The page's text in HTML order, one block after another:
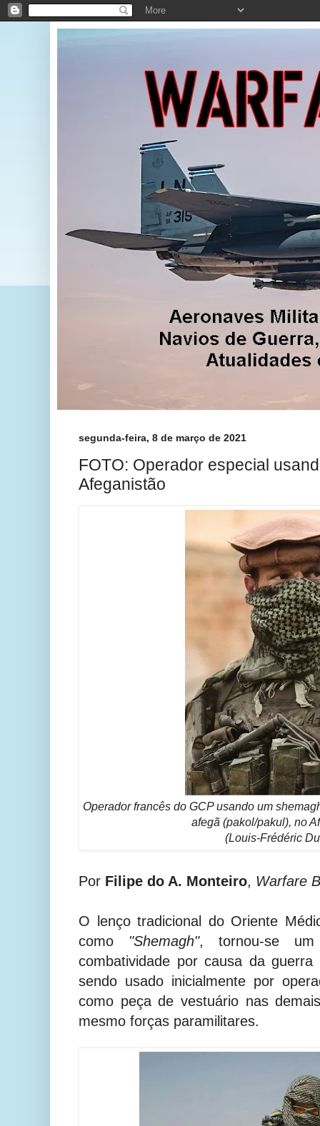
segunda-feira, 8 de março de 2021
FOTO: Operador especial
Afeganistão
Operador francês do GCP usando um
afegã (pakol/pakul), no
(Louis-Frédéric
Por Filipe do A. Monteiro, Warfare
O lenço tradicional do Oriente
como "Shemagh", tornou-se
combatividade por causa da
sendo usado inicialmente por
como peça de vestuário nas
mesmo forças paramilitares.